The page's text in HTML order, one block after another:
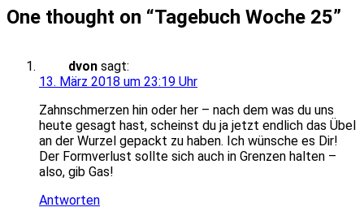
One thought on “Tagebuch Woche 25”
dvon sagt:
13. März 2018 um 23:19 Uhr
Zahnschmerzen hin oder her – nach dem was du uns
heute gesagt hast, scheinst du ja jetzt endlich das Übel
an der Wurzel gepackt zu haben. Ich wünsche es Dir!
Der Formverlust sollte sich auch in Grenzen halten –
also, gib Gas!
Antworten